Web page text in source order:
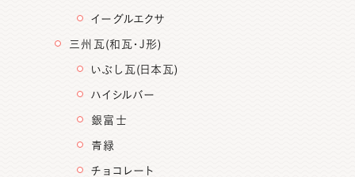
イーグルエクサ
三州瓦(和瓦・J形)
いぶし瓦(日本瓦)
ハイシルバー
銀富士
青緑
チョコレート